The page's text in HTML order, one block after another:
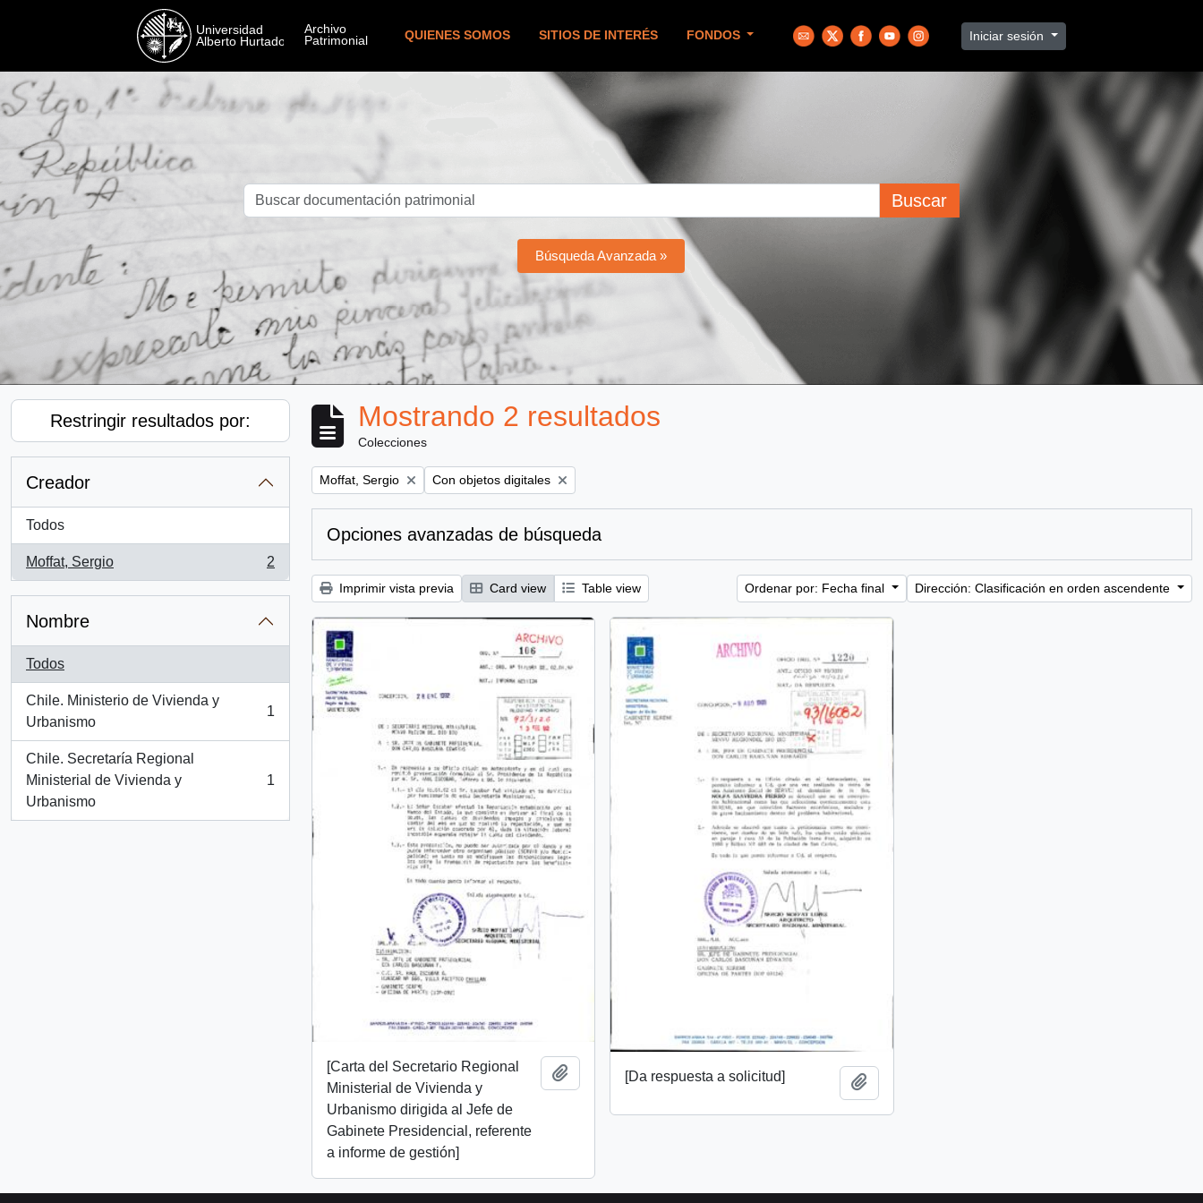
QUIENES SOMOS SITIOS DE INTERÉS FONDOS Iniciar sesión
Buscar
Búsqueda Avanzada »
Restringir resultados por:
Creador
Todos
Moffat, Sergio
, 2 resultados
2
Nombre
Todos
Chile. Ministerio de Vivienda y
Urbanismo
, 1 resultados
1
Chile. Secretaría Regional
Ministerial de Vivienda y
Urbanismo
, 1 resultados
1
Mostrando 2 resultados
Colecciones
Remove filter:
Moffat, Sergio Remove filter:
Con objetos digitales
Opciones avanzadas de búsqueda
Imprimir vista previa Card view Table view Ordenar por: Fecha final Dirección: Clasificación en orden ascendente
[Carta del Secretario Regional
Ministerial de Vivienda y
Urbanismo dirigida al Jefe de
Gabinete Presidencial, referente
a informe de gestión]
Añadir al portapapeles
[Da respuesta a solicitud] Añadir al portapapeles